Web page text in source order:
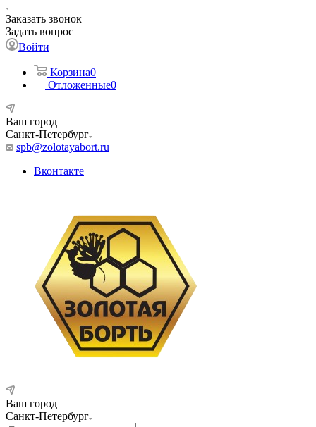
Заказать звонок
Задать вопрос
Войти
Корзина0
Отложенные0
Ваш город
Санкт-Петербург
spb@zolotayabort.ru
Вконтакте
Ваш город
Санкт-Петербург